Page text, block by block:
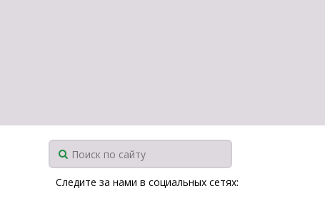
Следите за нами в социальных сетях: